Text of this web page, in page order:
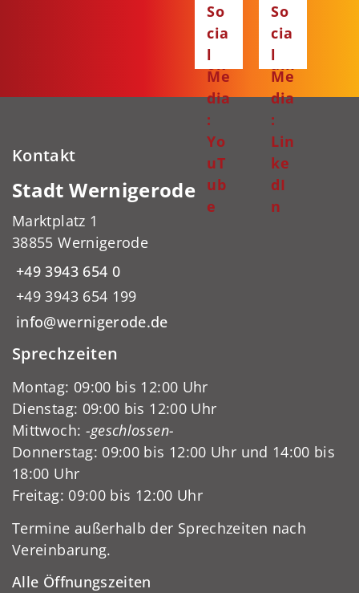
ce
bo
ok
ta
gr
am
So
cia
l
Me
dia
:
Yo
uT
ub
e
So
cia
l
Me
dia
:
Lin
ke
dI
n
Kontakt
Stadt Wernigerode
Marktplatz 1
38855 Wernigerode
+49 3943 654 0
+49 3943 654 199
info@wernigerode.de
Sprechzeiten
Montag: 09:00 bis 12:00 Uhr
Dienstag: 09:00 bis 12:00 Uhr
Mittwoch: -geschlossen-
Donnerstag: 09:00 bis 12:00 Uhr und 14:00 bis
18:00 Uhr
Freitag: 09:00 bis 12:00 Uhr
Termine außerhalb der Sprechzeiten nach
Vereinbarung.
Alle Öffnungszeiten